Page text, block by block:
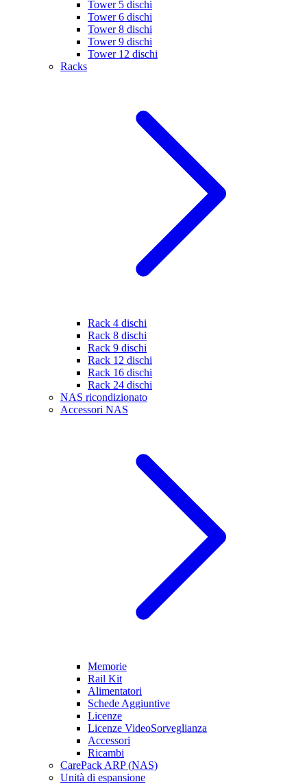
Tower 5 dischi
Tower 6 dischi
Tower 8 dischi
Tower 9 dischi
Tower 12 dischi
Racks
Rack 4 dischi
Rack 8 dischi
Rack 9 dischi
Rack 12 dischi
Rack 16 dischi
Rack 24 dischi
NAS ricondizionato
Accessori NAS
Memorie
Rail Kit
Alimentatori
Schede Aggiuntive
Licenze
Licenze VideoSorveglianza
Accessori
Ricambi
CarePack ARP (NAS)
Unità di espansione